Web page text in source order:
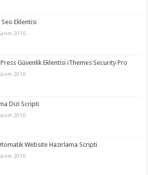
Seo Eklentisi
2016
Güvenlik Eklentisi iThemes Security Pro
2016
Dizi Scripti
2016
Website Hazırlama Scripti
2016